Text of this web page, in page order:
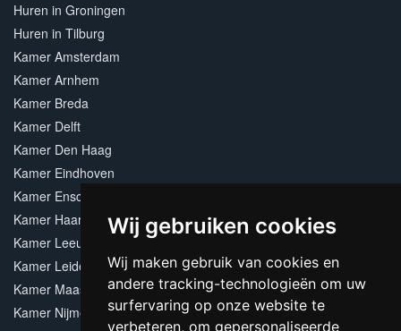
Wij gebruiken cookies
Wij maken gebruik van cookies en
andere tracking-technologieën om uw
surfervaring op onze website te
verbeteren, om gepersonaliseerde
Huren in Groningen
Huren in Tilburg
Kamer Amsterdam
Kamer Arnhem
Kamer Breda
Kamer Delft
Kamer Den Haag
Kamer Eindhoven
Kamer Enschede
Kamer Haarlem
Kamer Leeuwarden
Kamer Leiden
Kamer Maastricht
Kamer Nijmegen